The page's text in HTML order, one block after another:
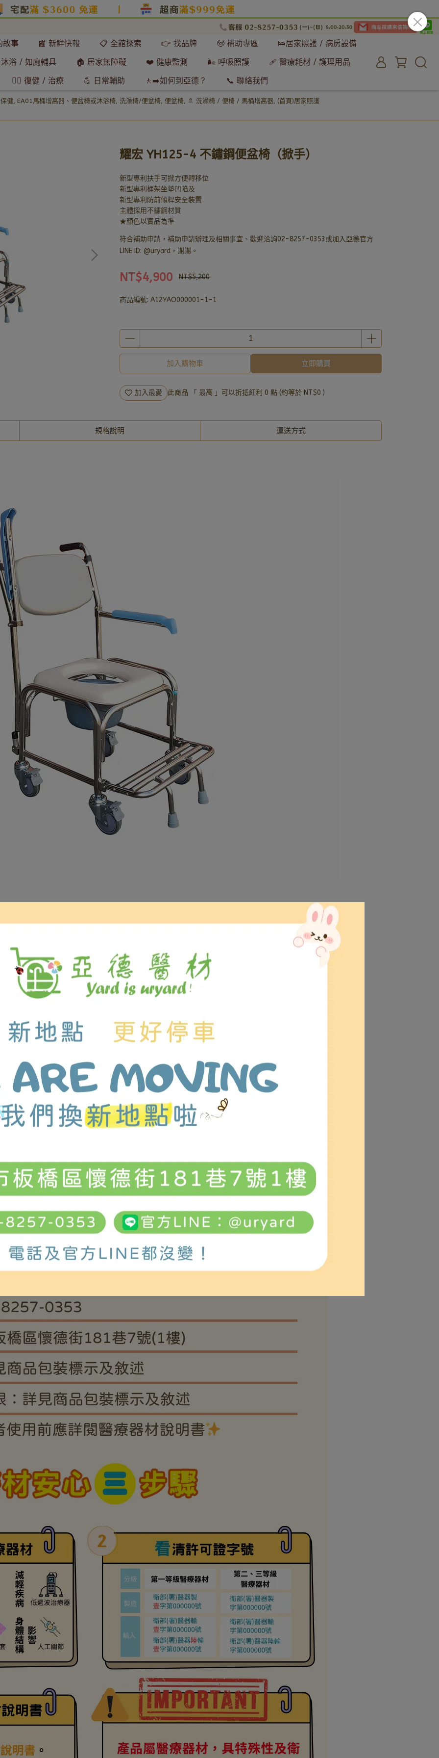
故事 📰 新鮮快報 📋 全館探索 👉 找品牌 🧓 補助專區
🛌居家照護 / 病房設備
浴 / 如廁輔具
🏠 居家無障礙 ❤️ 健康監測 🌬 呼吸照護
🩹 醫療耗材 / 護理用品
🧘‍♂️ 復健 / 治療
💪 日常輔助 🚶‍➡️如何到亞德？ 📞 聯絡我們
健, EA01馬桶增高器、便盆椅或沐浴椅, 洗澡椅/便盆椅, 便盆椅, 🚿 洗澡椅 / 便椅 / 馬桶增高器, (首頁)居家照護
耀宏 YH125-4 不鏽鋼便盆椅（掀手）
新型專利扶手可掀方便轉移位
新型專利桶架坐墊凹陷及
新型專利防前傾桿安全裝置
主體採用不鏽鋼材質
★顏色以實品為準
符合補助申請，補助申請辦理及相關事宜、歡迎洽詢02-8257-0353或加入亞德官方
LINE ID: @uryard，謝謝。
NT$4,900 NT$5,200
商品編號: A12YAO000001-1-1
加入購物車 立即購買
加入最愛 此商品 「 最高 」可以折抵紅利 0 點 (約等於 NT$0 )
規格說明 運送方式
。